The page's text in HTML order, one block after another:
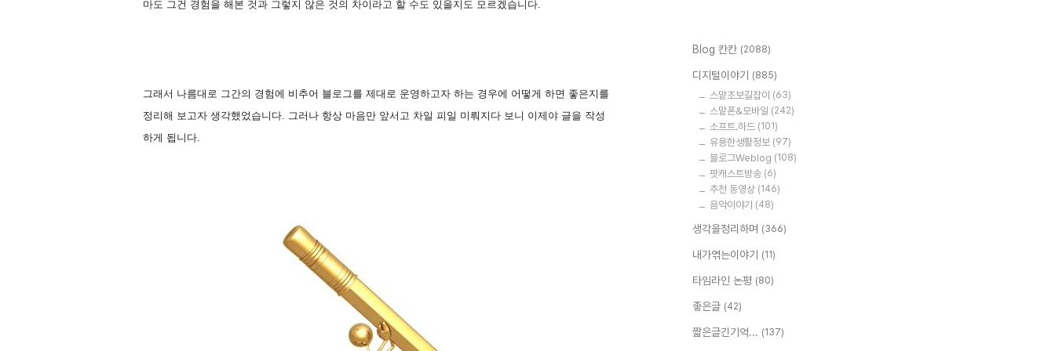
마도 그건 경험을 해본 것과 그렇지 않은 것의 차이라고 할 수도 있을지도 모르겠습니다.
그래서 나름대로 그간의 경험에 비추어 블로그를 제대로 운영하고자 하는 경우에 어떻게 하면 좋은지를
정리해 보고자 생각했었습니다. 그러나 항상 마음만 앞서고 차일 피일 미뤄지다 보니 이제야 글을 작성
하게 됩니다.
Blog 칸칸 (2088)
디지털이야기 (885)
스맡초보길잡이 (63)
스맡폰&모바일 (242)
소프트.하드 (101)
유용한생활정보 (97)
블로그Weblog (108)
팟캐스트방송 (6)
추천 동영상 (146)
음악이야기 (48)
생각을정리하며 (366)
내가엮는이야기 (11)
타임라인 논평 (80)
좋은글 (42)
짧은글긴기억... (137)